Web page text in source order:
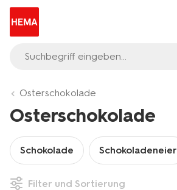
Suchbegriff eingeben...
Osterschokolade
Osterschokolade
Schokolade Schokoladeneier
Filter und Sortierung